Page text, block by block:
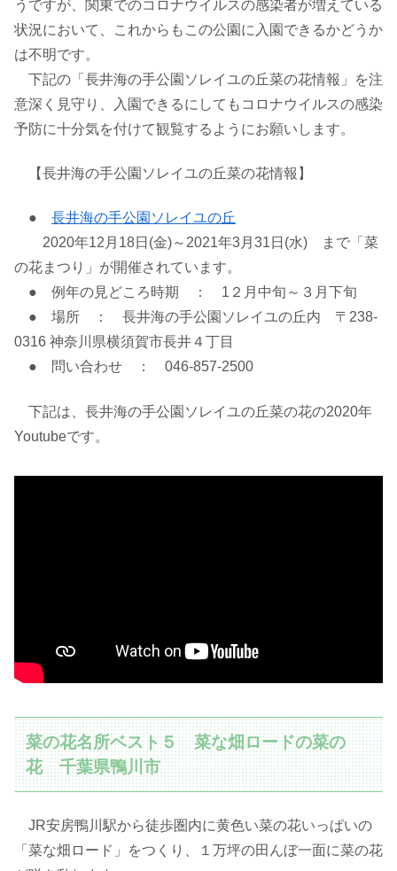
うですが、関東でのコロナウイルスの感染者が増えている
状況において、これからもこの公園に入園できるかどうか
は不明です。
下記の「長井海の手公園ソレイユの丘菜の花情報」を注
意深く見守り、入園できるにしてもコロナウイルスの感染
予防に十分気を付けて観覧するようにお願いします。
【長井海の手公園ソレイユの丘菜の花情報】
● 長井海の手公園ソレイユの丘
2020年12月18日(金)～2021年3月31日(水) まで「菜
の花まつり」が開催されています。
● 例年の見どころ時期 ： 1２月中旬～３月下旬
● 場所 ： 長井海の手公園ソレイユの丘内 〒238-
0316 神奈川県横須賀市長井４丁目
● 問い合わせ ： 046-857-2500
下記は、長井海の手公園ソレイユの丘菜の花の2020年
Youtubeです。
菜の花名所ベスト５ 菜な畑ロードの菜の
花 千葉県鴨川市
JR安房鴨川駅から徒歩圏内に黄色い菜の花いっぱいの
「菜な畑ロード」をつくり、１万坪の田んぼ一面に菜の花